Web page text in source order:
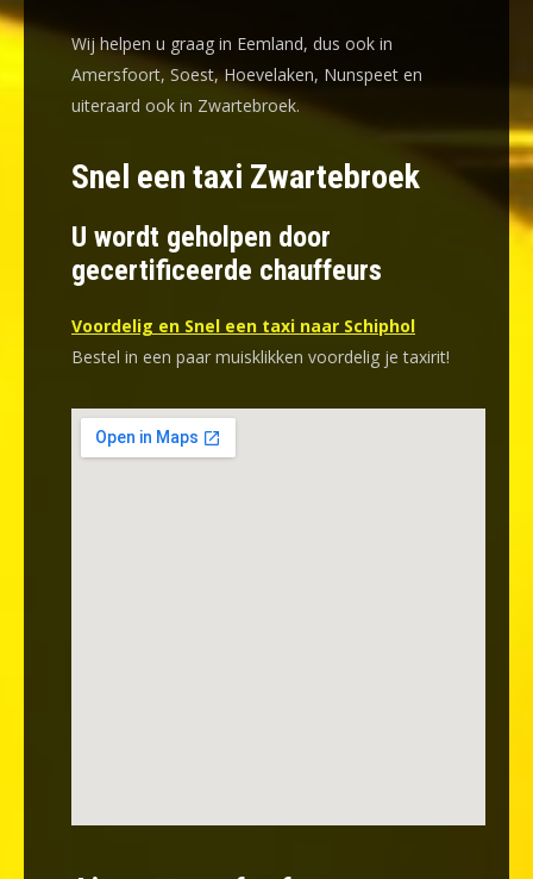
Wij helpen u graag in Eemland, dus ook in
Amersfoort, Soest, Hoevelaken, Nunspeet en
uiteraard ook in Zwartebroek.
Snel een taxi Zwartebroek
U wordt geholpen door
gecertificeerde chauffeurs
Voordelig en Snel een taxi naar Schiphol
Bestel in een paar muisklikken voordelig je taxirit!